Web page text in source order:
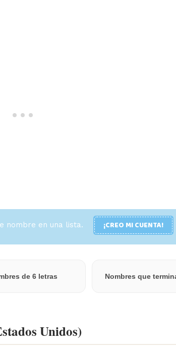
nombre en una lista. ¡CREO MI CUENTA!
de 6 letras Nombres que
Unidos)